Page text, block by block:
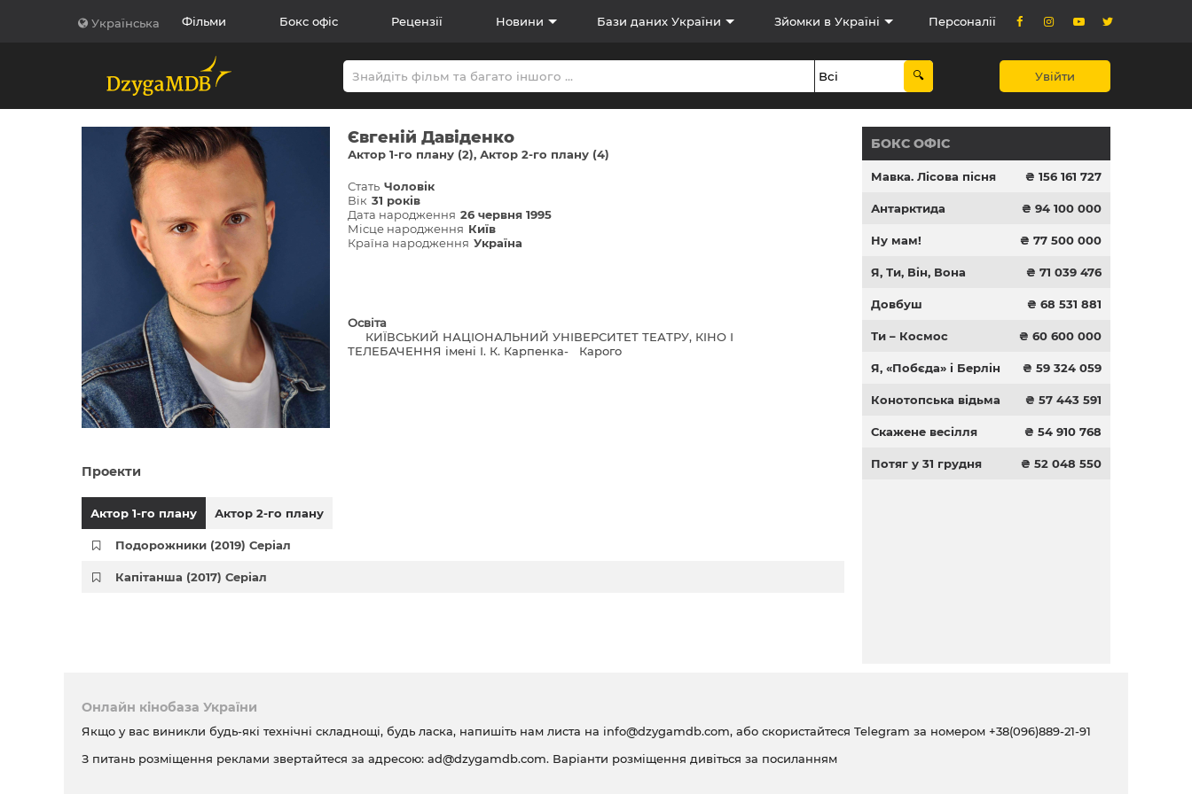
Українська Фільми Бокс офіс Рецензії Новини Бази даних України Зйомки в Україні Персоналії
Увійти
Євгеній Давіденко
Актор 1-го плану (2) Актор 2-го плану (4)
Стать Чоловік
Вік 31 років
Дата народження 26 червня 1995
Місце народження Київ
Країна народження Україна
Освіта
КИЇВСЬКИЙ НАЦІОНАЛЬНИЙ УНІВЕРСИТЕТ ТЕАТРУ, КIНО І
ТЕЛЕБАЧЕННЯ іменi І. К. Карпенка- Карого
Проекти
Актор 1-го плану Актор 2-го плану
Подорожники (2019) Серіал
Капітанша (2017) Серіал
БОКС ОФІС
Мавка. Лісова пісня ₴ 156 161 727
Антарктида ₴ 94 100 000
Ну мам! ₴ 77 500 000
Я, Ти, Він, Вона ₴ 71 039 476
Довбуш ₴ 68 531 881
Ти – Космос ₴ 60 600 000
Я, «Побєда» і Берлін ₴ 59 324 059
Конотопська відьма ₴ 57 443 591
Скажене весілля ₴ 54 910 768
Потяг у 31 грудня ₴ 52 048 550
Онлайн кінобаза України
Якщо у вас виникли будь-які технічні складнощі, будь ласка, напишіть нам листа на info@dzygamdb.com, або скористайтеся Telegram за номером +38(096)889-21-91
З питань розміщення реклами звертайтеся за адресою: ad@dzygamdb.com. Варіанти розміщення дивіться за посиланням